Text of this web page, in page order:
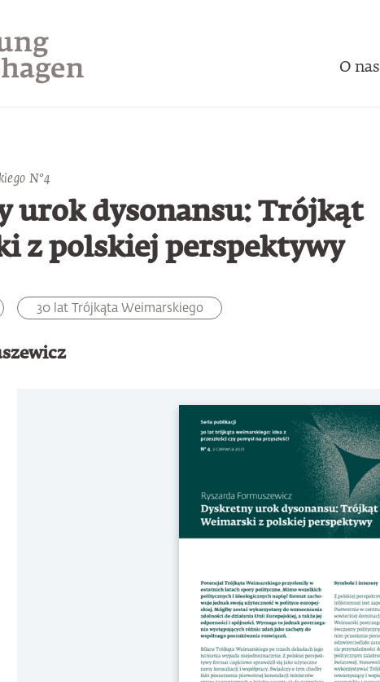
O nas
N°4
urok dysonansu: Trójkąt
z polskiej perspektywy
30 lat Trójkąta Weimarskiego